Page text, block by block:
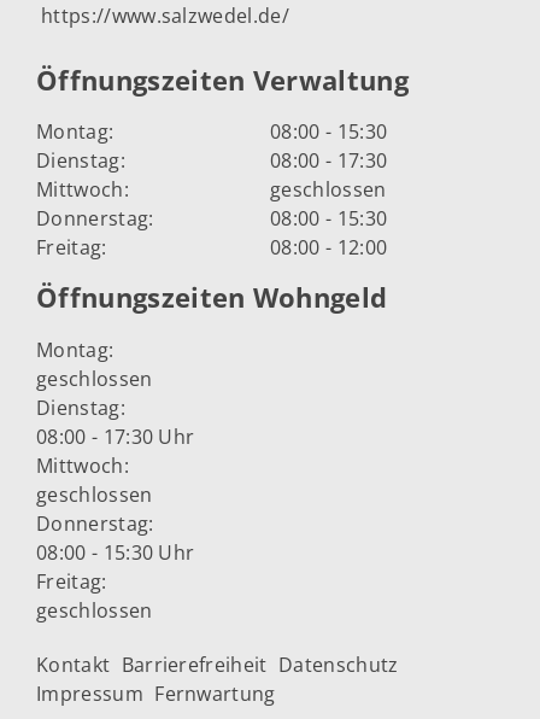
https://www.salzwedel.de/
Öffnungszeiten Verwaltung
Montag:
08:00 - 15:30
Dienstag:
08:00 - 17:30
Mittwoch:
geschlossen
Donnerstag:
08:00 - 15:30
Freitag:
08:00 - 12:00
Öffnungszeiten Wohngeld
Montag:
geschlossen
Dienstag:
08:00 - 17:30 Uhr
Mittwoch:
geschlossen
Donnerstag:
08:00 - 15:30 Uhr
Freitag:
geschlossen
Kontakt Barrierefreiheit Datenschutz
Impressum Fernwartung